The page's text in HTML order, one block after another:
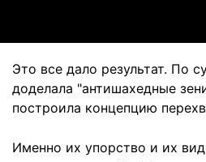
Это все дало результат. По
доделала "антишахедные
построила концепцию
Именно их упорство и их